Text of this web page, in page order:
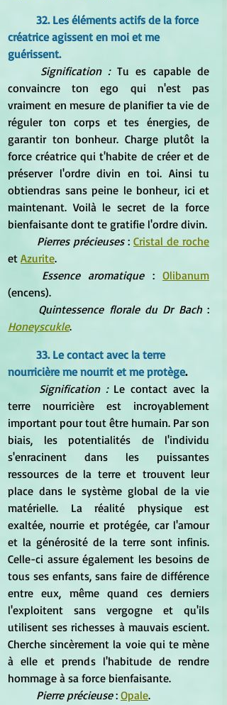
32. Les éléments actifs de la force
créatrice agissent en moi et me
guérissent.
Signification : Tu es capable de
convaincre ton ego qui n'est pas
vraiment en mesure de planifier ta vie de
réguler ton corps et tes énergies, de
garantir ton bonheur. Charge plutôt la
force créatrice qui t'habite de créer et de
préserver l'ordre divin en toi. Ainsi tu
obtiendras sans peine le bonheur, ici et
maintenant. Voilà le secret de la force
bienfaisante dont te gratifie l'ordre divin.
Pierres précieuses : Cristal de roche
et Azurite.
Essence aromatique : Olibanum
(encens).
Quintessence florale du Dr Bach
Honeyscukle.
33. Le contact avec la terre
nourricière me nourrit et me protège.
Signification : Le contact avec la
terre nourricière est incroyablement
important pour tout être humain. Par son
biais, les potentialités de l'individu
s'enracinent dans les puissantes
ressources de la terre et trouvent leur
place dans le système global de la vie
matérielle. La réalité physique est
exaltée, nourrie et protégée, car l'amour
et la générosité de la terre sont infinis.
Celle-ci assure également les besoins de
tous ses enfants, sans faire de différence
entre eux, même quand ces derniers
l'exploitent sans vergogne et qu'ils
utilisent ses richesses à mauvais escient.
Cherche sincèrement la voie qui te mène
à elle et prends l'habitude de rendre
hommage à sa force bienfaisante.
Pierre précieuse : Opale.